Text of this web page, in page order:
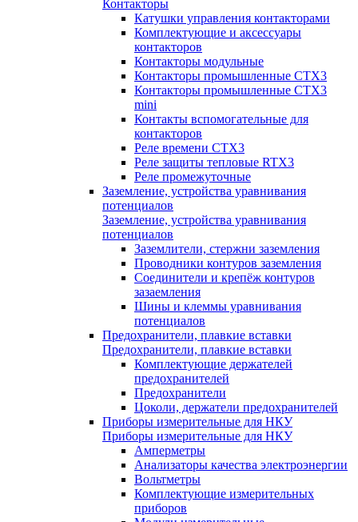
Контакторы
Катушки управления контакторами
Комплектующие и аксессуары
контакторов
Контакторы модульные
Контакторы промышленные CTX3
Контакторы промышленные CTX3
mini
Контакты вспомогательные для
контакторов
Реле времени CTX3
Реле защиты тепловые RTX3
Реле промежуточные
Заземление, устройства уравнивания
потенциалов
Заземление, устройства уравнивания
потенциалов
Заземлители, стержни заземления
Проводники контуров заземления
Соединители и крепёж контуров
зазаемления
Шины и клеммы уравнивания
потенциалов
Предохранители, плавкие вставки
Предохранители, плавкие вставки
Комплектующие держателей
предохранителей
Предохранители
Цоколи, держатели предохранителей
Приборы измерительные для НКУ
Приборы измерительные для НКУ
Амперметры
Анализаторы качества электроэнергии
Вольтметры
Комплектующие измерительных
приборов